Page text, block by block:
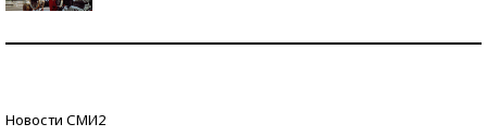
Новости СМИ2